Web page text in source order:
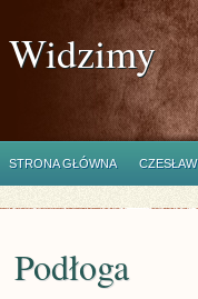
Widzimy
STRONA GŁÓWNA CZESŁAW
Podłoga